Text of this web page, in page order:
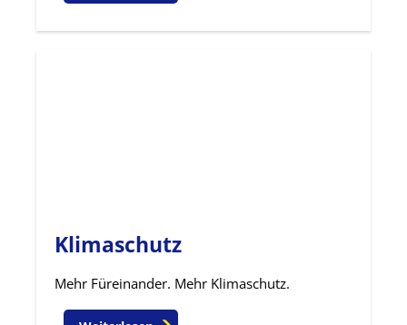
Klimaschutz
Mehr Füreinander. Mehr Klimaschutz.